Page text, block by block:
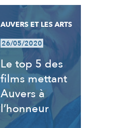
AUVERS ET LES ARTS
26/05/2020
Le top 5 des
films mettant
Auvers à
l’honneur